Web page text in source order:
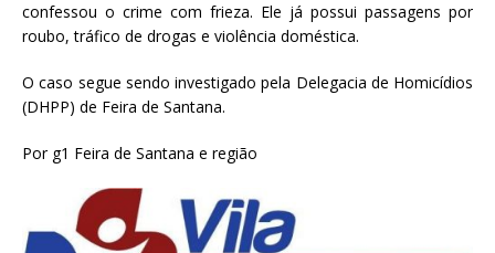
confessou o crime com frieza. Ele já possui passagens por
roubo, tráfico de drogas e violência doméstica.
O caso segue sendo investigado pela Delegacia de Homicídios
(DHPP) de Feira de Santana.
Por g1 Feira de Santana e região